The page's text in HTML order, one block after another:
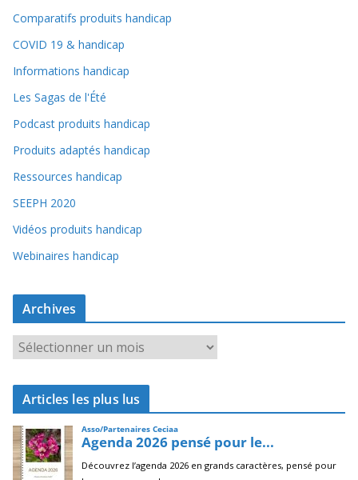
Comparatifs produits handicap
COVID 19 & handicap
Informations handicap
Les Sagas de l'Été
Podcast produits handicap
Produits adaptés handicap
Ressources handicap
SEEPH 2020
Vidéos produits handicap
Webinaires handicap
Archives
r
c
i
v
e
Articles les plus lus